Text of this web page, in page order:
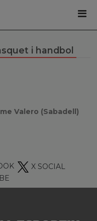
i handbol
Valero (Sabadell)
X SOCIAL